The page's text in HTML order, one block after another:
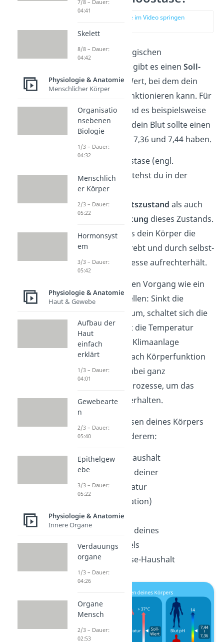
zur Stelle im Video springen
Für deine physiologischen
Körperfunktionen gibt es einen Soll-
Wert, also einen Wert, bei dem dein
Körper optimal funktionieren kann. Für
die Temperatur sind es beispielsweise
°Cbis 37°C und dein Blut sollte einen
pH-Wert zwischen 7,36 und 7,44 haben.
Unter der Homöostase (engl.
homeostasis) verstehst du in der
Biologie sowohl
denGleichgewichtszustand als auch
Aufrechterhaltung dieses Zustands.
Das bedeutet, dass dein Körper die
Homöostase anstrebt und durch selbst-
regulierende Prozesse aufrechterhält.
Du kannst dir diesen Vorgang wie ein
Thermostat vorstellen: Sinkt die
Temperatur im Raum, schaltet sich die
Heizung ein, steigt die Temperatur
dagegen, wird die Klimaanlage
eingeschaltet. Je nach Körperfunktion
hat dein Körper dabei ganz
unterschiedliche Prozesse, um das
Gleichgewicht zu erhalten.
Zu den Homöostasen deines Körpers
gehören unter anderem:
Dein Wasser-Haushalt
Die Regulation deiner
Körpertemperatur
(Thermoregulation)
Deine Reflexe
Die Regulation deines
Hormonspiegels
Dein Säure-Base-Haushalt
7/8 – Dauer:
04:41
Skelett
8/8 – Dauer:
04:42
Physiologie & Anatomie
Menschlicher Körper
Organisatio
nsebenen
Biologie
1/3 – Dauer:
04:32
Menschlich
er Körper
2/3 – Dauer:
05:22
Hormonsyst
em
3/3 – Dauer:
05:42
Physiologie & Anatomie
Haut & Gewebe
Aufbau der
Haut
einfach
erklärt
1/3 – Dauer:
04:01
Gewebearte
n
2/3 – Dauer:
05:40
Epithelgew
ebe
3/3 – Dauer:
05:22
Physiologie & Anatomie
Innere Organe
Verdauungs
organe
1/3 – Dauer:
04:26
Organe
Mensch
2/3 – Dauer:
02:53